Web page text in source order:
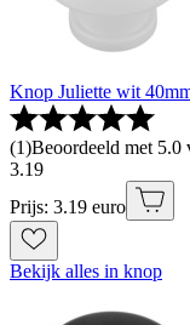
Knop Juliette wit
(1)Beoordeeld met 5.0
3.19
Prijs: 3.19 euro
Bekijk alles in knop